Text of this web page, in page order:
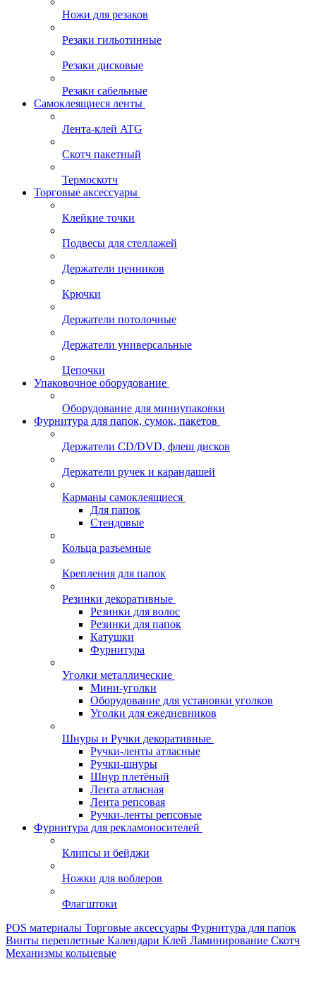
Ножи для резаков
Резаки гильотинные
Резаки дисковые
Резаки сабельные
Самоклеящиеся ленты
Лента-клей ATG
Скотч пакетный
Термоскотч
Торговые аксессуары
Клейкие точки
Подвесы для стеллажей
Держатели ценников
Крючки
Держатели потолочные
Держатели универсальные
Цепочки
Упаковочное оборудование
Оборудование для миниупаковки
Фурнитура для папок, сумок, пакетов
Держатели CD/DVD, флеш дисков
Держатели ручек и карандашей
Карманы самоклеящиеся
Для папок
Стендовые
Кольца разъемные
Крепления для папок
Резинки декоративные
Резинки для волос
Резинки для папок
Катушки
Фурнитура
Уголки металлические
Мини-уголки
Оборудование для установки уголков
Уголки для ежедневников
Шнуры и Ручки декоративные
Ручки-ленты атласные
Ручки-шнуры
Шнур плетёный
Лента атласная
Лента репсовая
Ручки-ленты репсовые
Фурнитура для рекламоносителей
Клипсы и бeйджи
Ножки для воблеров
Флагштоки
POS материалы Торговые аксессуары Фурнитура для папок
Винты переплетные Календари Клей Ламинирование Скотч
Механизмы кольцевые